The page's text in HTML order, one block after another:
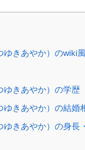
ゆきあやか）のwiki
ゆきあやか）の学歴
ゆきあやか）の結婚
ゆきあやか）の身長